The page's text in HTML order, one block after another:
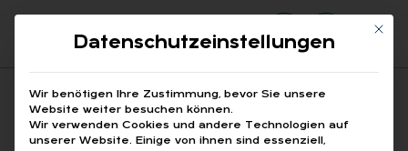
Suchfeld
Mit
Datenschutzeinstellungen
Wir benötigen Ihre Zustimmung, bevor Sie unsere
Website weiter besuchen können.
Wir verwenden Cookies und andere Technologien auf
unserer Website. Einige von ihnen sind essenziell,